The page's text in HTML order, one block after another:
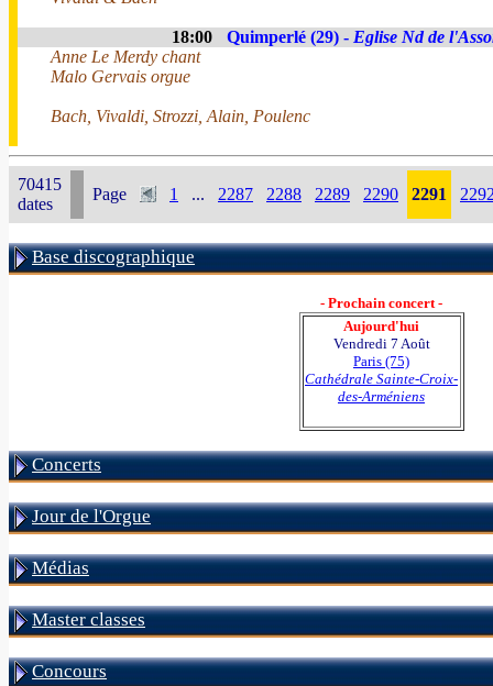
18:00 Quimperlé (29) - Eglise Nd de
Anne Le Merdy chant
Malo Gervais orgue
Bach, Vivaldi, Strozzi, Alain, Poulenc
70415
dates
Page 1 ... 2287 2288 2289 2290 2291
Base discographique
- Prochain concert -
Aujourd'hui
Vendredi 7 Août
Paris (75)
Cathédrale Sainte-Croix-
des-Arméniens
Concerts
Jour de l'Orgue
Médias
Master classes
Concours